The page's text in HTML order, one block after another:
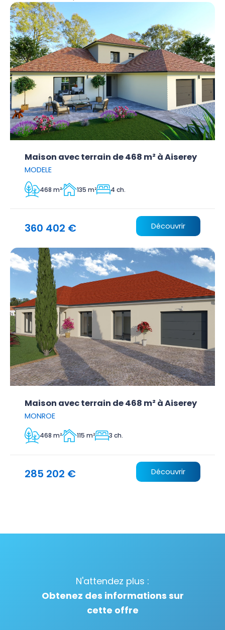
Maison avec terrain de 468 m² à Aiserey
MODELE
468 m² 135 m² 4 ch.
360 402 € Découvrir
Maison avec terrain de 468 m² à Aiserey
MONROE
468 m² 115 m² 3 ch.
285 202 € Découvrir
N'attendez plus :
Obtenez des informations sur
cette offre